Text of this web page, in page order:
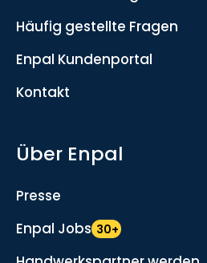
Häufig gestellte Fragen
Enpal Kundenportal
Kontakt
Über Enpal
Presse
Enpal Jobs 30+